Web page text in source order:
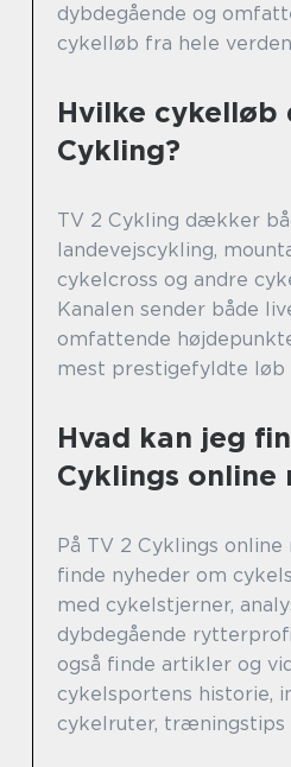
dybdegående og
cykelløb fra hele
Hvilke
Cykling?
TV 2 Cykling dækker
landevejscykling,
cykelcross og andre
Kanalen sender både
omfattende
mest prestigefyldte løb
Hvad kan jeg
Cyklings online
På TV 2 Cyklings online
finde nyheder om
med cykelstjerner,
dybdegående
også finde artikler og
cykelsportens historie,
cykelruter, træningstips